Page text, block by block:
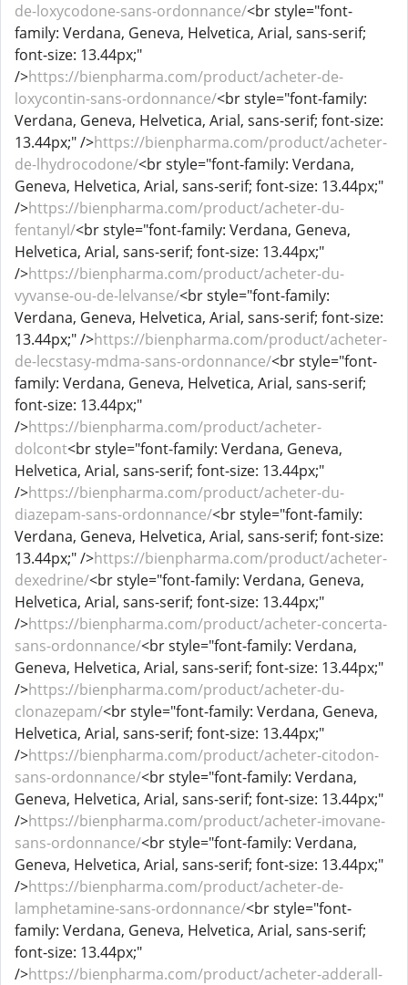
de-loxycodone-sans-ordonnance/<br style="font-
family: Verdana, Geneva, Helvetica, Arial, sans-serif;
font-size: 13.44px;"
/>https://bienpharma.com/product/acheter-de-
loxycontin-sans-ordonnance/<br style="font-family:
Verdana, Geneva, Helvetica, Arial, sans-serif; font-size:
13.44px;" />https://bienpharma.com/product/acheter-
de-lhydrocodone/<br style="font-family: Verdana,
Geneva, Helvetica, Arial, sans-serif; font-size: 13.44px;"
/>https://bienpharma.com/product/acheter-du-
fentanyl/<br style="font-family: Verdana, Geneva,
Helvetica, Arial, sans-serif; font-size: 13.44px;"
/>https://bienpharma.com/product/acheter-du-
vyvanse-ou-de-lelvanse/<br style="font-family:
Verdana, Geneva, Helvetica, Arial, sans-serif; font-size:
13.44px;" />https://bienpharma.com/product/acheter-
de-lecstasy-mdma-sans-ordonnance/<br style="font-
family: Verdana, Geneva, Helvetica, Arial, sans-serif;
font-size: 13.44px;"
/>https://bienpharma.com/product/acheter-
dolcont<br style="font-family: Verdana, Geneva,
Helvetica, Arial, sans-serif; font-size: 13.44px;"
/>https://bienpharma.com/product/acheter-du-
diazepam-sans-ordonnance/<br style="font-family:
Verdana, Geneva, Helvetica, Arial, sans-serif; font-size:
13.44px;" />https://bienpharma.com/product/acheter-
dexedrine/<br style="font-family: Verdana, Geneva,
Helvetica, Arial, sans-serif; font-size: 13.44px;"
/>https://bienpharma.com/product/acheter-concerta-
sans-ordonnance/<br style="font-family: Verdana,
Geneva, Helvetica, Arial, sans-serif; font-size: 13.44px;"
/>https://bienpharma.com/product/acheter-du-
clonazepam/<br style="font-family: Verdana, Geneva,
Helvetica, Arial, sans-serif; font-size: 13.44px;"
/>https://bienpharma.com/product/acheter-citodon-
sans-ordonnance/<br style="font-family: Verdana,
Geneva, Helvetica, Arial, sans-serif; font-size: 13.44px;"
/>https://bienpharma.com/product/acheter-imovane-
sans-ordonnance/<br style="font-family: Verdana,
Geneva, Helvetica, Arial, sans-serif; font-size: 13.44px;"
/>https://bienpharma.com/product/acheter-de-
lamphetamine-sans-ordonnance/<br style="font-
family: Verdana, Geneva, Helvetica, Arial, sans-serif;
font-size: 13.44px;"
/>https://bienpharma.com/product/acheter-adderall-